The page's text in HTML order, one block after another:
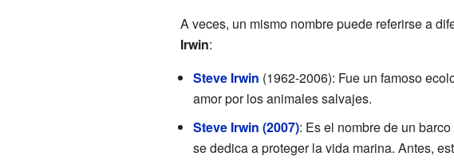
A veces, un mismo nombre puede referirse a
Irwin:
Steve Irwin (1962-2006): Fue un famoso
amor por los animales salvajes.
Steve Irwin (2007): Es el nombre de un
se dedica a proteger la vida marina. Antes,